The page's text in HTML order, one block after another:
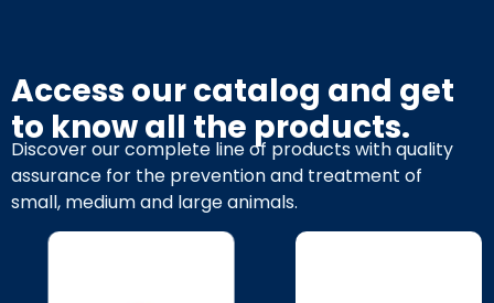
Access our catalog and get
to know all the products.
Discover our complete line of products with quality
assurance for the prevention and treatment of
small, medium and large animals.